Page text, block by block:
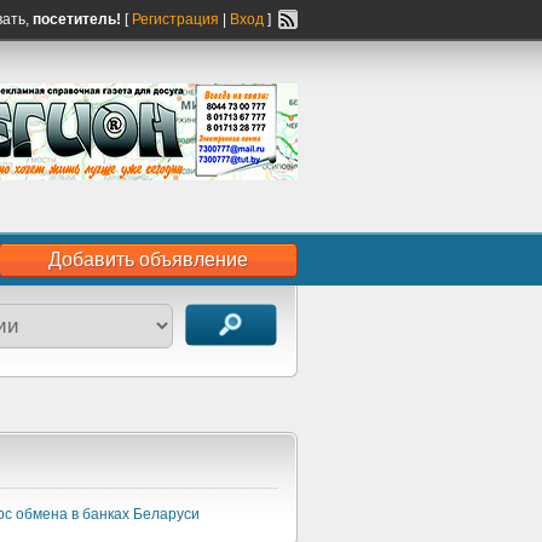
посетитель! [ Регистрация Вход ]
Добавить объявление